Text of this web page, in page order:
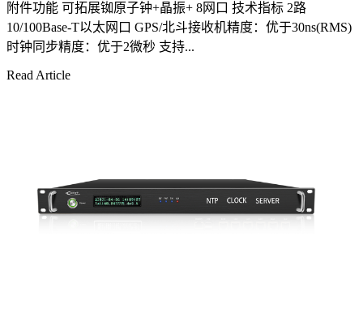
附件功能 可拓展铷原子钟+晶振+ 8网口 技术指标 2路
10/100Base-T以太网口 GPS/北斗接收机精度：优于30ns(RMS)
时钟同步精度：优于2微秒 支持...
Read Article